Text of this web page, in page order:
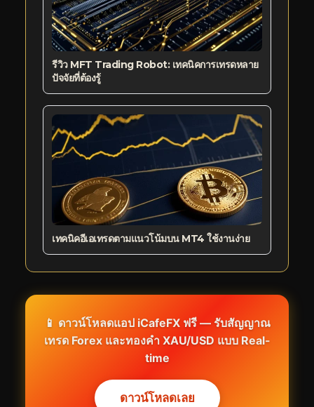
รีวิว MFT Trading Robot: เทคนิคการเทรดหลาย
ปัจจัยที่ต้องรู้
เทคนิคอีเอเทรดตามแนวโน้มบน MT4 ใช้งานง่าย
📱 ดาวน์โหลดแอป iCafeFX ฟรี — รับสัญญาณ
เทรด Forex และทองคำ XAU/USD แบบ Real-
time
ดาวน์โหลดเลย